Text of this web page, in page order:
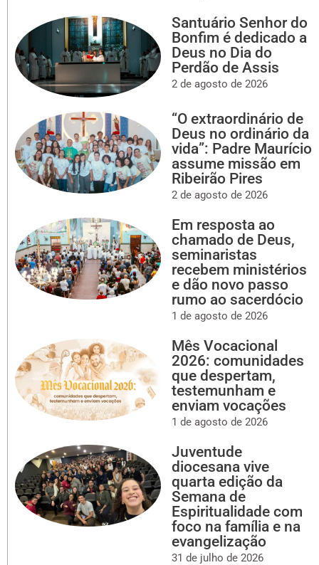
Santuário Senhor do
Bonfim é dedicado a
Deus no Dia do
Perdão de Assis
2 de agosto de 2026
“O extraordinário de
Deus no ordinário da
vida”: Padre Maurício
assume missão em
Ribeirão Pires
2 de agosto de 2026
Em resposta ao
chamado de Deus,
seminaristas
recebem ministérios
e dão novo passo
rumo ao sacerdócio
1 de agosto de 2026
Mês Vocacional
2026: comunidades
que despertam,
testemunham e
enviam vocações
1 de agosto de 2026
Juventude
diocesana vive
quarta edição da
Semana de
Espiritualidade com
foco na família e na
evangelização
31 de julho de 2026